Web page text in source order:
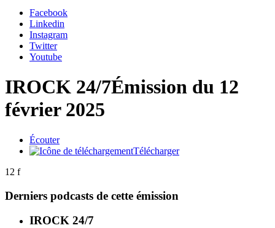
Facebook
Linkedin
Instagram
Twitter
Youtube
IROCK 24/7Émission du 12
février 2025
Écouter
Télécharger
12 f
Derniers podcasts de cette émission
IROCK 24/7